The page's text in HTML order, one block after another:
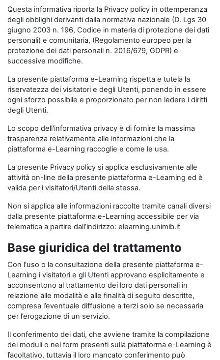
Questa informativa riporta la Privacy policy in ottemperanza
degli obblighi derivanti dalla normativa nazionale (D. Lgs 30
giugno 2003 n. 196, Codice in materia di protezione dei dati
personali) e comunitaria, (Regolamento europeo per la
protezione dei dati personali n. 2016/679, GDPR) e
successive modifiche.
La presente piattaforma e-Learning rispetta e tutela la
riservatezza dei visitatori e degli Utenti, ponendo in essere
ogni sforzo possibile e proporzionato per non ledere i diritti
degli Utenti.
Lo scopo dell'informativa privacy è di fornire la massima
trasparenza relativamente alle informazioni che la
piattaforma e-Learning raccoglie e come le usa.
La presente Privacy policy si applica esclusivamente alle
attività on-line della presente piattaforma e-Learning ed è
valida per i visitatori/Utenti della stessa.
Non si applica alle informazioni raccolte tramite canali diversi
dalla presente piattaforma e-Learning accessibile per via
telematica a partire dall’indirizzo: elearning.unimib.it
Base giuridica del trattamento
Con l'uso o la consultazione della presente piattaforma e-
Learning i visitatori e gli Utenti approvano esplicitamente e
acconsentono al trattamento dei loro dati personali in
relazione alle modalità e alle finalità di seguito descritte,
compresa l’eventuale diffusione a terzi solo se necessaria
per l’erogazione di un servizio.
Il conferimento dei dati, che avviene tramite la compilazione
dei moduli o nei form presenti sulla piattaforma e-Learning è
facoltativo, tuttavia il loro mancato conferimento può